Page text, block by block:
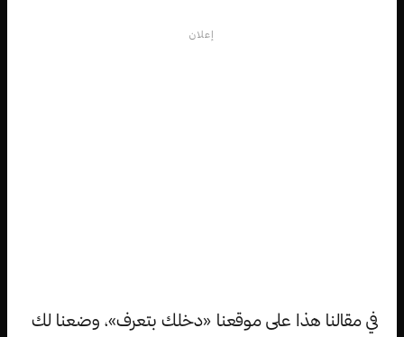
إعلان
في مقالنا هذا على موقعنا «دخلك بتعرف»، وضعنا لك